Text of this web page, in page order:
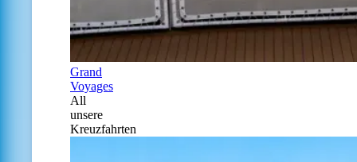
Grand
Voyages
All
unsere
Kreuzfahrten